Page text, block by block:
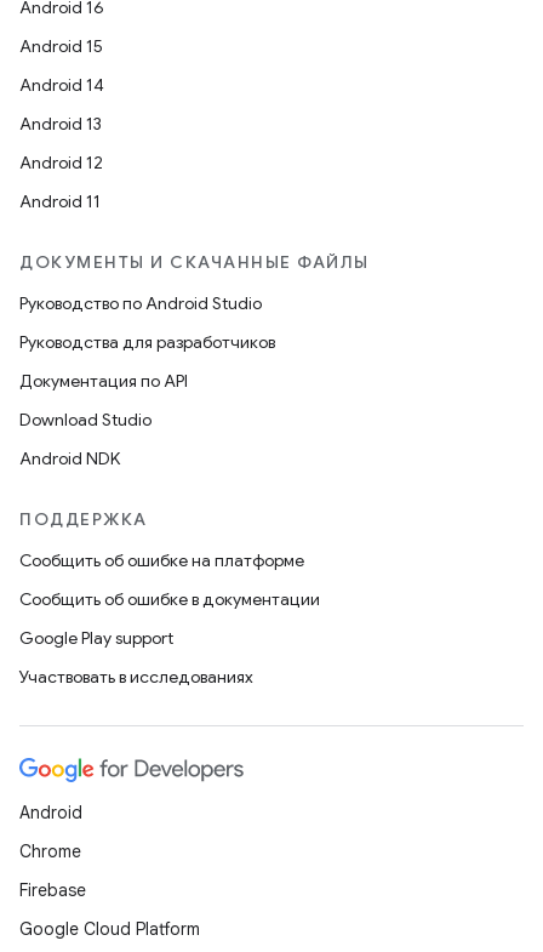
Android 16
Android 15
Android 14
Android 13
Android 12
Android 11
ДОКУМЕНТЫ И СКАЧАННЫЕ ФАЙЛЫ
Руководство по Android Studio
Руководства для разработчиков
Документация по API
Download Studio
Android NDK
ПОДДЕРЖКА
Сообщить об ошибке на платформе
Сообщить об ошибке в документации
Google Play support
Участвовать в исследованиях
Android
Chrome
Firebase
Google Cloud Platform